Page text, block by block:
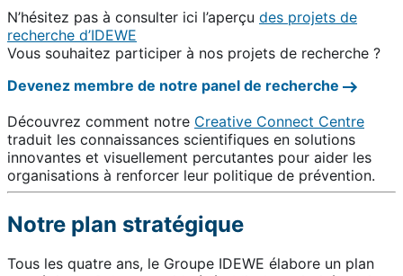
N’hésitez pas à consulter ici l’aperçu des projets de
recherche d’IDEWE
Vous souhaitez participer à nos projets de recherche ?
Devenez membre de notre panel de recherche
Découvrez comment notre Creative Connect Centre
traduit les connaissances scientifiques en solutions
innovantes et visuellement percutantes pour aider les
organisations à renforcer leur politique de prévention.
Notre plan stratégique
Tous les quatre ans, le Groupe IDEWE élabore un plan